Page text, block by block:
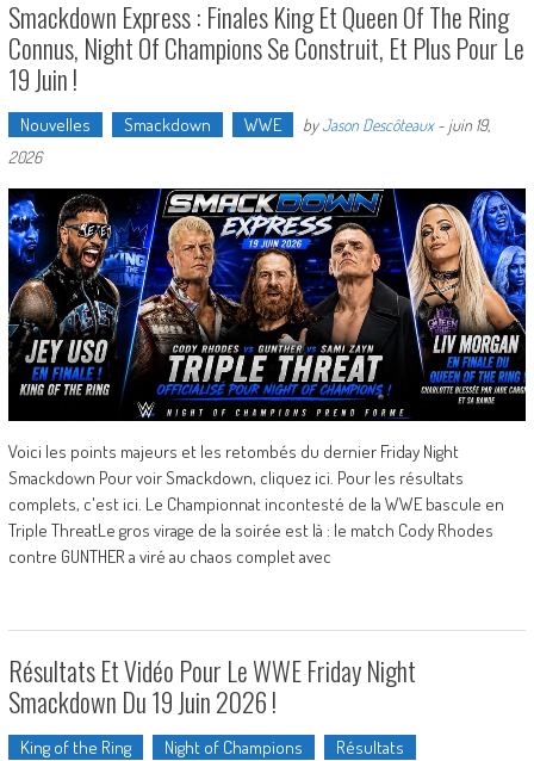
Smackdown Express : Finales King Et Queen Of The Ring
Connus, Night Of Champions Se Construit, Et Plus Pour Le
19 Juin !
Nouvelles Smackdown WWE byJason Descôteaux- juin 19,
2026
Voici les points majeurs et les retombés du dernier Friday Night
Smackdown Pour voir Smackdown, cliquez ici. Pour les résultats
complets, c'est ici. Le Championnat incontesté de la WWE bascule en
Triple ThreatLe gros virage de la soirée est là : le match Cody Rhodes
contre GUNTHER a viré au chaos complet avec
Résultats Et Vidéo Pour Le WWE Friday Night
Smackdown Du 19 Juin 2026 !
King of the Ring Night of Champions
Résultats